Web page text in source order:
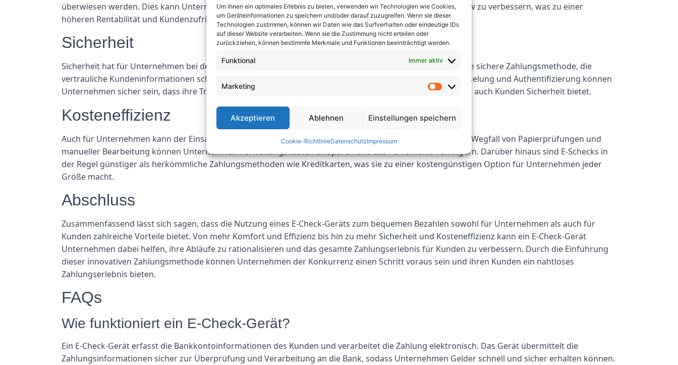
Um ihnen ein optimales Erlebnis zu bieten, verwenden wir Technologien wie Cookies,
um Geräteinformationen zu speichern und/oder darauf zuzugreifen. Wenn sie dieser
Technologien zustimmen, können wir Daten wie das Surfverhalten oder eindeutige IDs
auf dieser Website verarbeiten. Wenn sie die Zustimmung nicht erteilen oder
zurückziehen, können bestimmte Merkmale und Funktionen beeinträchtigt werden.
Funktional Immer aktiv
Marketing
Akzeptieren Ablehnen Einstellungen speichern
Cookie-RichtlinieDatenschutzImpressum
überwiesen werden. Dies kann Unternehmen dabei helfen, ihre Abläufe zu rationalisieren und den Cashflow zu verbessern, was zu einer
höheren Rentabilität und Kundenzufriedenheit führt.
Sicherheit
Sicherheit hat für Unternehmen bei der Zahlungsabwicklung oberste Priorität. Ein E-Check-Gerät bietet eine sichere Zahlungsmethode, die
vertrauliche Kundeninformationen schützt und das Betrugsrisiko verringert. Mit Funktionen wie Verschlüsselung und Authentifizierung können
Unternehmen sicher sein, dass ihre Transaktionen sicher und geschützt sind, was sowohl Unternehmen als auch Kunden Sicherheit bietet.
Kosteneffizienz
Auch für Unternehmen kann der Einsatz eines e check Geräts eine kostengünstige Lösung sein. Durch den Wegfall von Papierprüfungen und
manueller Bearbeitung können Unternehmen Verwaltungskosten einsparen und das Fehlerrisiko verringern. Darüber hinaus sind E-Schecks in
der Regel günstiger als herkömmliche Zahlungsmethoden wie Kreditkarten, was sie zu einer kostengünstigen Option für Unternehmen jeder
Größe macht.
Abschluss
Zusammenfassend lässt sich sagen, dass die Nutzung eines E-Check-Geräts zum bequemen Bezahlen sowohl für Unternehmen als auch für
Kunden zahlreiche Vorteile bietet. Von mehr Komfort und Effizienz bis hin zu mehr Sicherheit und Kosteneffizienz kann ein E-Check-Gerät
Unternehmen dabei helfen, ihre Abläufe zu rationalisieren und das gesamte Zahlungserlebnis für Kunden zu verbessern. Durch die Einführung
dieser innovativen Zahlungsmethode können Unternehmen der Konkurrenz einen Schritt voraus sein und ihren Kunden ein nahtloses
Zahlungserlebnis bieten.
FAQs
Wie funktioniert ein E-Check-Gerät?
Ein E-Check-Gerät erfasst die Bankkontoinformationen des Kunden und verarbeitet die Zahlung elektronisch. Das Gerät übermittelt die
Zahlungsinformationen sicher zur Überprüfung und Verarbeitung an die Bank, sodass Unternehmen Gelder schnell und sicher erhalten können.